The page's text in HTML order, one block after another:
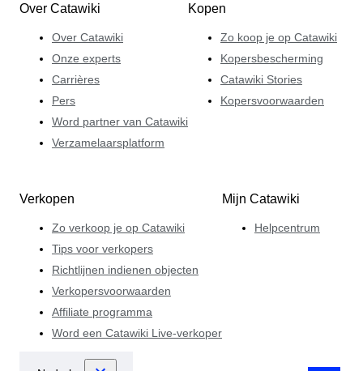
Over Catawiki
Over Catawiki
Onze experts
Carrières
Pers
Word partner van Catawiki
Verzamelaarsplatform
Kopen
Zo koop je op Catawiki
Kopersbescherming
Catawiki Stories
Kopersvoorwaarden
Verkopen
Zo verkoop je op Catawiki
Tips voor verkopers
Richtlijnen indienen objecten
Verkopersvoorwaarden
Affiliate programma
Word een Catawiki Live-verkoper
Mijn Catawiki
Helpcentrum